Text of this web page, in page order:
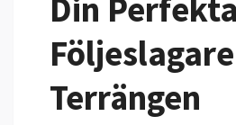
Din Perfekta
Terrängen